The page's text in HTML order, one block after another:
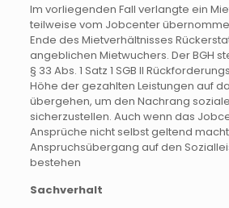
Im vorliegenden Fall verlangte ein
teilweise vom Jobcenter
Ende des Mietverhältnisses
angeblichen Mietwuchers. Der BGH
§ 33 Abs. 1 Satz 1 SGB II
Höhe der gezahlten Leistungen auf
übergehen, um den Nachrang
sicherzustellen. Auch wenn das
Ansprüche nicht selbst geltend
Anspruchsübergang auf den
bestehen
Sachverhalt